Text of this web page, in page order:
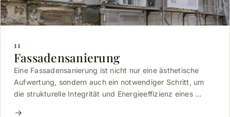
11
Fassadensanierung
Eine Fassadensanierung ist nicht nur eine ästhetische
Aufwertung, sondern auch ein notwendiger Schritt, um
die strukturelle Integrität und Energieeffizienz eines …